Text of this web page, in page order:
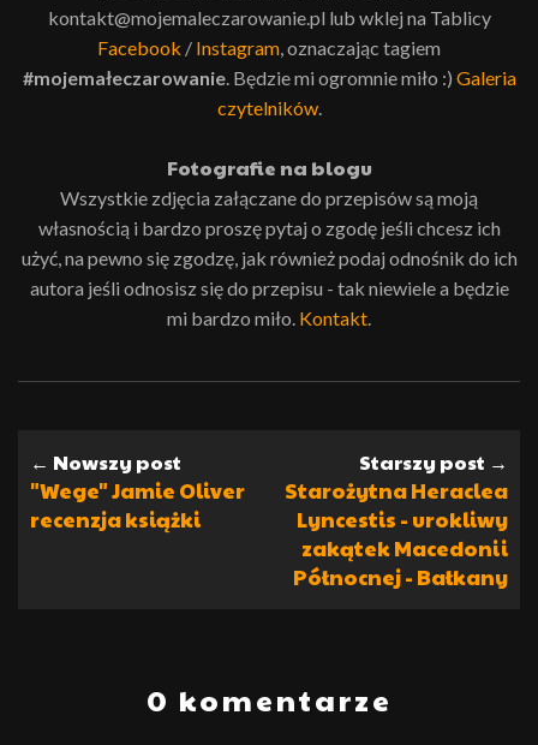
kontakt@mojemaleczarowanie.pl lub wklej na Tablicy
Facebook / Instagram, oznaczając tagiem
#mojemałeczarowanie. Będzie mi ogromnie miło :) Galeria
czytelników.
Fotografie na blogu
Wszystkie zdjęcia załączane do przepisów są moją
własnością i bardzo proszę pytaj o zgodę jeśli chcesz ich
użyć, na pewno się zgodzę, jak również podaj odnośnik do ich
autora jeśli odnosisz się do przepisu - tak niewiele a będzie
mi bardzo miło. Kontakt.
← Nowszy post
"Wege" Jamie Oliver
recenzja książki
Starszy post →
Starożytna Heraclea
Lyncestis - urokliwy
zakątek Macedonii
Północnej - Bałkany
0 komentarze